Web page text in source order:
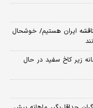
ایران هستیم/ خوشحال
زیر کاخ سفید در حال